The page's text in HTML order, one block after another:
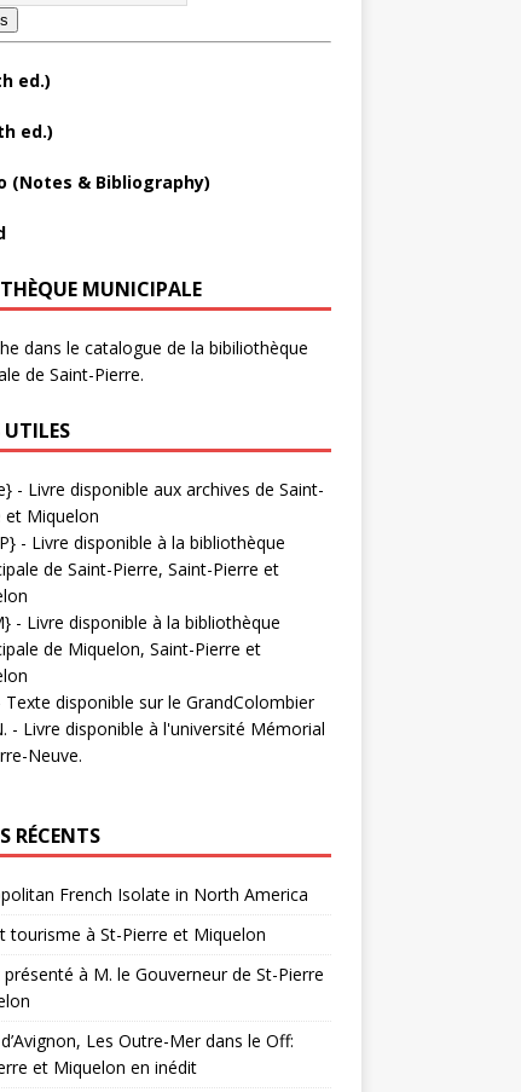
ed.)
ed.)
(Notes & Bibliography)
MUNICIPALE
dans le catalogue de la bibiliothèque
de Saint-Pierre.
UTILES
- Livre disponible aux archives de Saint-
et Miquelon
- Livre disponible à la bibliothèque
de Saint-Pierre, Saint-Pierre et
- Livre disponible à la bibliothèque
de Miquelon, Saint-Pierre et
Texte disponible sur le GrandColombier
- Livre disponible à l'université Mémorial
Neuve.
RÉCENTS
French Isolate in North America
tourisme à St-Pierre et Miquelon
à M. le Gouverneur de St-Pierre
Les Outre-Mer dans le Off:
et Miquelon en inédit